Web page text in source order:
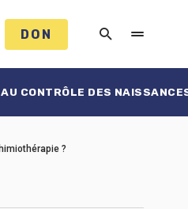
DON
CONTRÔLE DES
?